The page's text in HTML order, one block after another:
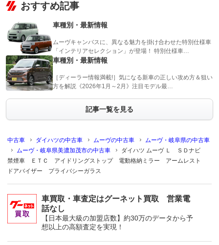
おすすめ記事
車種別・最新情報
ムーヴキャンバスに、異なる魅力を掛け合わせた特別仕様車
「インテリアセレクション」が登場！ 特別仕様車…
車種別・最新情報
［ディーラー情報満載!］気になる新車の正しい攻め方＆狙い
方を解説《2026年1月～2月》注目モデル最…
記事一覧を見る
中古車 ダイハツの中古車 ムーヴの中古車
ムーヴ・岐阜県の中古車
ムーヴ・岐阜県美濃加茂市の中古車
ダイハツ ムーヴ Ｌ ＳＤナビ
禁煙車 ＥＴＣ アイドリングストップ 電動格納ミラー アームレスト
ドアバイザー プライバシーガラス
車買取・車査定はグーネット買取 営業電
話なし
【日本最大級の加盟店数】約30万のデータから予
想以上の高額査定を実現！